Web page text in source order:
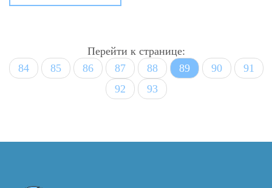
Перейти к странице:
84
85 86 87 88 89 90
91
92
93